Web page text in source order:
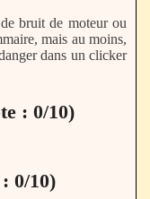
bruit de moteur ou
mais au moins,
dans un clicker
: 0/10)
0/10)